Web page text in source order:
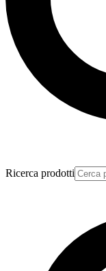
Ricerca prodotti